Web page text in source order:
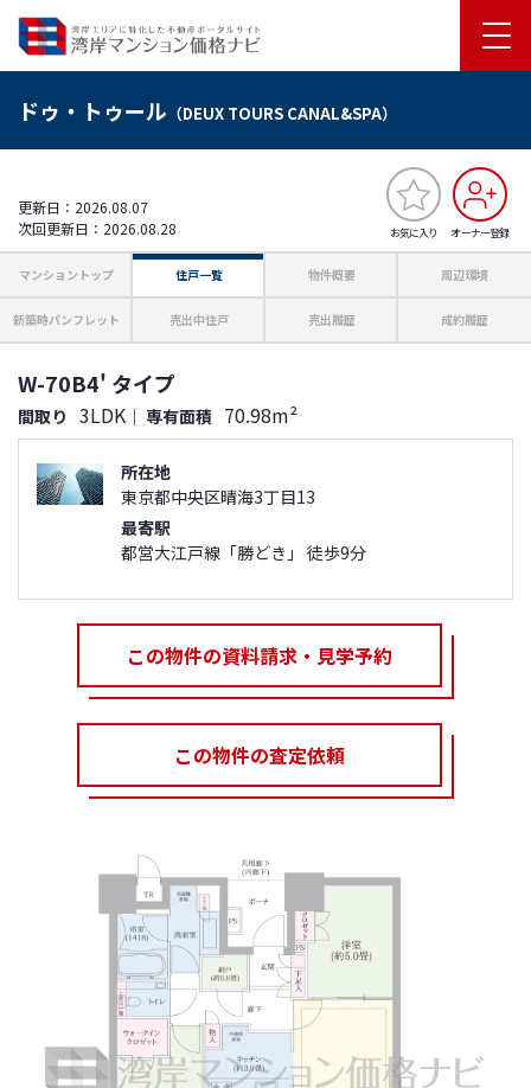
ドゥ・トゥール （DEUX TOURS CANAL&SPA）
お気に入り オーナー登録
更新日：2026.08.07
次回更新日：2026.08.28
マンショントップ 住戸一覧 物件概要 周辺環境
新築時パンフレット 売出中住戸 売出履歴 成約履歴
W-70B4' タイプ
間取り 3LDK ｜ 専有面積 70.98m²
所在地
東京都中央区晴海3丁目13
最寄駅
都営大江戸線「勝どき」 徒歩9分
この物件の資料請求・見学予約
この物件の査定依頼